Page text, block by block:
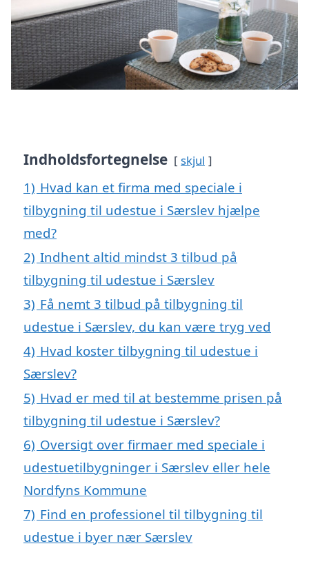
Indholdsfortegnelse skjul
1) Hvad kan et firma med speciale i
tilbygning til udestue i Særslev hjælpe
med?
2) Indhent altid mindst 3 tilbud på
tilbygning til udestue i Særslev
3) Få nemt 3 tilbud på tilbygning til
udestue i Særslev, du kan være tryg ved
4) Hvad koster tilbygning til udestue i
Særslev?
5) Hvad er med til at bestemme prisen på
tilbygning til udestue i Særslev?
6) Oversigt over firmaer med speciale i
udestuetilbygninger i Særslev eller hele
Nordfyns Kommune
7) Find en professionel til tilbygning til
udestue i byer nær Særslev